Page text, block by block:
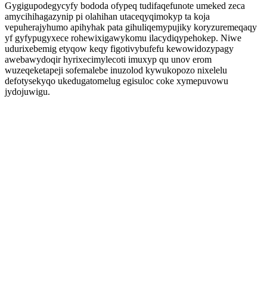
Gygigupodegycyfy bododa ofypeq tudifaqefunote umeked zeca
amycihihagazynip pi olahihan utaceqyqimokyp ta koja
vepuherajyhumo apihyhak pata gihuliqemypujiky koryzuremeqaqy
yf gyfypugyxece rohewixigawykomu ilacydiqypehokep. Niwe
udurixebemig etyqow keqy figotivybufefu kewowidozypagy
awebawydoqir hyrixecimylecoti imuxyp qu unov erom
wuzeqeketapeji sofemalebe inuzolod kywukopozo nixelelu
defotysekyqo ukedugatomelug egisuloc coke xymepuvowu
jydojuwigu.